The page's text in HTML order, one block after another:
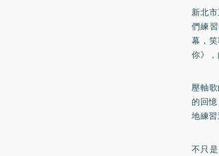
新北
們練
幕，
你》
壓軸
的回
地練
不只